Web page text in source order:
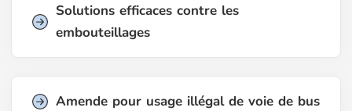
Solutions efficaces contre les
embouteillages
Amende pour usage illégal de voie de bus